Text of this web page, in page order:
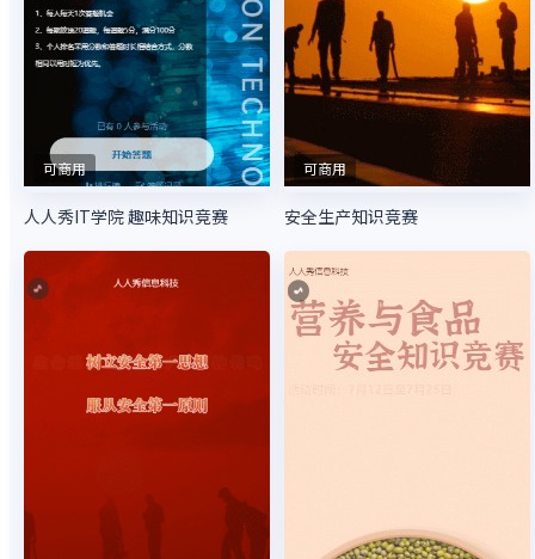
可商用
人人秀IT学院 趣味知识竞赛
可商用
安全生产知识竞赛